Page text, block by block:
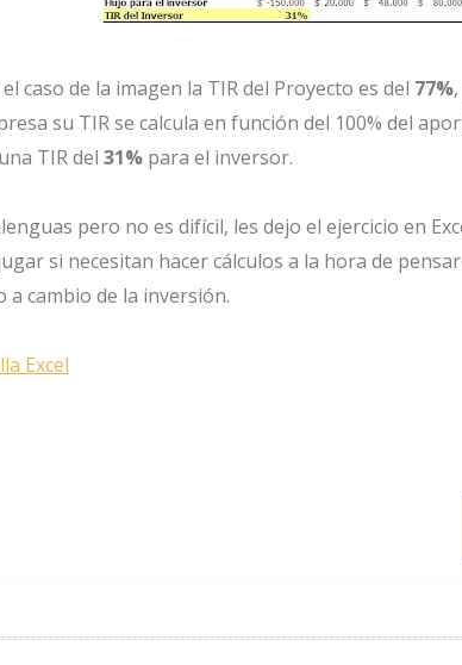
caso de la imagen la TIR del Proyecto es del 77%
su TIR se calcula en función del 100% del
TIR del 31% para el inversor.
pero no es difícil, les dejo el ejercicio en
si necesitan hacer cálculos a la hora de
cambio de la inversión.
Excel